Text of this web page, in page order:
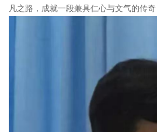
凡之路，成就一段兼具仁心与文气的传